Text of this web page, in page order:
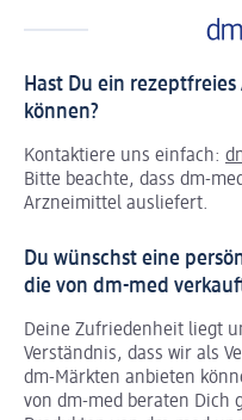
Hast Du ein
können?
Kontaktiere uns einfach:
Bitte beachte, dass dm-
Arzneimittel ausliefert.
Du wünschst eine
die von dm-med
Deine Zufriedenheit liegt
Verständnis, dass wir als
dm-Märkten anbieten
von dm-med beraten Dich